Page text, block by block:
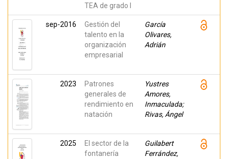
TEA de grado I
sep-2016
Gestión del
talento en la
organización
empresarial
García
Olivares,
Adrián
2023
Patrones
generales de
rendimiento en
natación
Yustres
Amores,
Inmaculada;
Rivas, Ángel
2025
El sector de la
fontanería
Guilabert
Ferrández,